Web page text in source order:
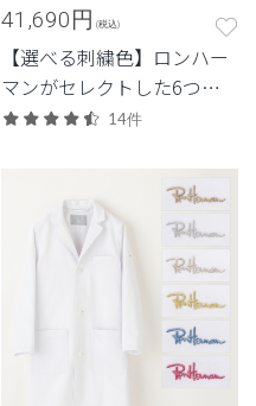
41,690円 (税込)
【選べる刺繍色】ロンハー
マンがセレクトした6つの
刺繍色からつくる特別なシ
14件